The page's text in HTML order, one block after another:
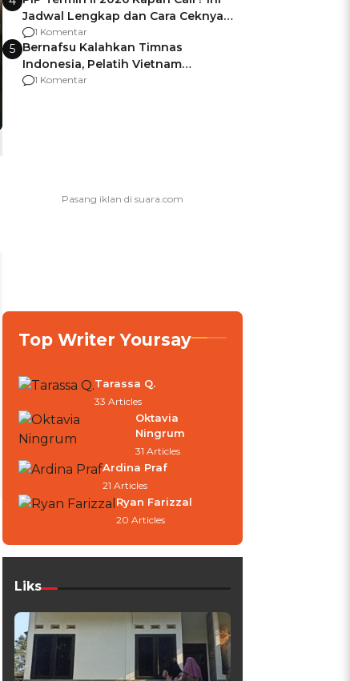
Jadwal Lengkap dan Cara Ceknya
agar Dana Tidak Hangus!
1 Komentar
5 Bernafsu Kalahkan Timnas
Indonesia, Pelatih Vietnam
Berencana Pakai Jimat di Pakansari
1 Komentar
Top Writer Yoursay
Tarassa Q.
33 Articles
Oktavia
Ningrum
31 Articles
Ardina Praf
21 Articles
Ryan Farizzal
20 Articles
Liks